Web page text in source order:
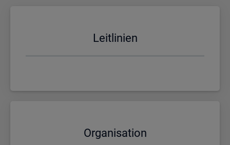
Leit­li­ni­en
Or­ga­ni­sa­ti­on